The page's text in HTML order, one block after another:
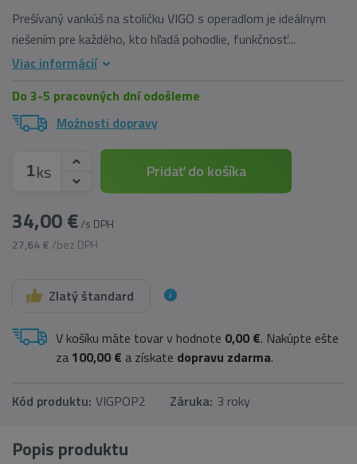
Prešívaný vankúš na stoličku VIGO s operadlom je ideálnym
riešením pre každého, kto hľadá pohodlie, funkčnosť...
Viac informácií
Do 3-5 pracovných dní odošleme
Možnosti dopravy
ks
34,00 €/s DPH
27,64 € /bez DPH
Pridať do košíka
Zlatý štandard
V košíku máte tovar v hodnote 0,00 €. Nakúpte ešte
za 100,00 € a získate dopravu zdarma.
Kód produktu: VIGPOP2 Záruka: 3 roky
Popis produktu